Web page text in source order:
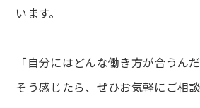
います。
「自分にはどんな働き方が合うんだ
そう感じたら、ぜひお気軽にご相談